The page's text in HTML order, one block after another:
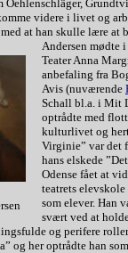
Oehlenschläger,
videre i livet og
at han skulle lære at
Andersen mødte
Teater Anna
anbefaling fra
Avis (nuværende
Schall bl.a. i Mit
optrådte med
kulturlivet og
Virginie” var det
hans elskede
Odense fået at
teatrets
som elever. Han
svært ved at
og perifere
og her optrådte han